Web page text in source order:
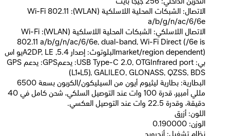
الاتصال: الشبكات المحلية اللاسلكية (WLAN): Wi-Fi 802.11
a/b/g/n/ac/6/6e
الاتصال اللاسلكي: الشبكات المحلية اللاسلكية (WLAN): Wi-Fi
802.11 a/b/g/n/ac/6/6e, dual-band, Wi-Fi Direct (/6e is
market/region dependent)البلوتوث: إصدار 5.4, A2DP, LEيو اس
بي: USB Type-C 2.0, OTGInfrared port: يدعمGPS: يدعم GPS
(L1+L5), GALILEO, GLONASS, QZSS, BDS
البطارية: بطارية ليثيوم أيون من السيليكون/الكربون بسعة 6500
مللي أمبير، قدرة 100 وات عند التوصيل السلكي، شحن كامل في 40
دقيقة، وقدرة 22.5 وات عند التوصيل العكسي.
اللون: أزرق
الوزن: 0.190000